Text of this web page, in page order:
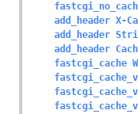
add_header X-
add_header
add_header
fastcgi_cache